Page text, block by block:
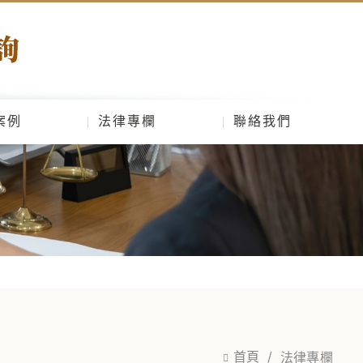
例 法律專欄 聯絡我們
首頁 法律專欄